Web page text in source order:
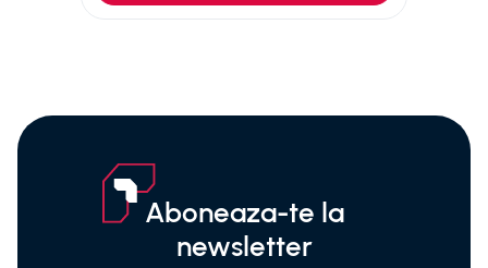
Aboneaza-te la
newsletter